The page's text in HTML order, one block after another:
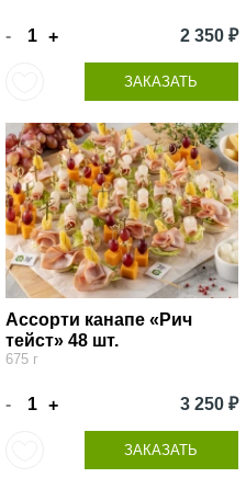
- + 2 350 ₽
ЗАКАЗАТЬ
Ассорти канапе «Рич
тейст» 48 шт.
675 г
- + 3 250 ₽
ЗАКАЗАТЬ